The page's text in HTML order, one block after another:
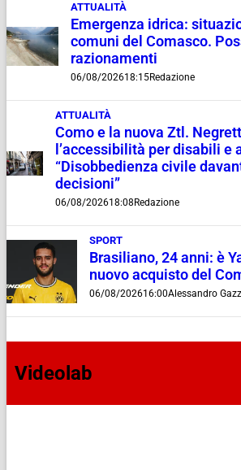
ATTUALITÀ
Emergenza idrica:
comuni del Comasco.
razionamenti
06/08/202618:15Redazione
ATTUALITÀ
Como e la nuova Ztl.
l’accessibilità per disabili e
“Disobbedienza civile
decisioni”
06/08/202618:08 Redazione
SPORT
Brasiliano, 24 anni: è
nuovo acquisto del
06/08/202616:00Alessandro
Videolab